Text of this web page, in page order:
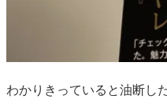
わかりきっていると油断し